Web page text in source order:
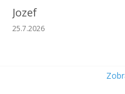
Jozef
Hodnotenie obchodu je 5 z 5
25.7.2026